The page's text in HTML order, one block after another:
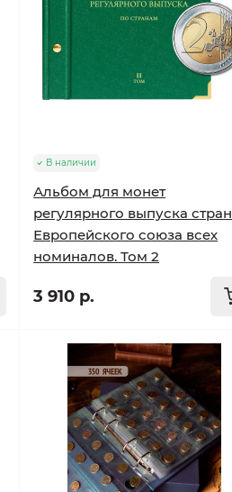
В наличии
Альбом для монет
регулярного выпуска стран
Европейского союза всех
номиналов. Том 2
3 910 р.